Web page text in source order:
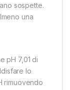
sospette.
una
pH 7,01 di
lo
rimuovendo